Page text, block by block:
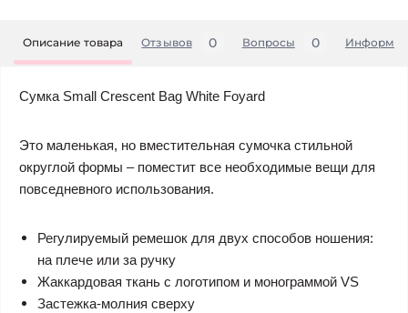
Описание товара Отзывов 0 Вопросы 0
Сумка Small Crescent Bag White Foyard
Это маленькая, но вместительная сумочка стильной
округлой формы – поместит все необходимые вещи для
повседневного использования.
Регулируемый ремешок для двух способов ношения:
на плече или за ручку
Жаккардовая ткань с логотипом и монограммой VS
Застежка-молния сверху